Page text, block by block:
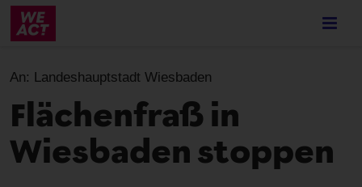
Skip
content
An: Landeshauptstadt Wiesbaden
Flächenfraß in
Wiesbaden stoppen